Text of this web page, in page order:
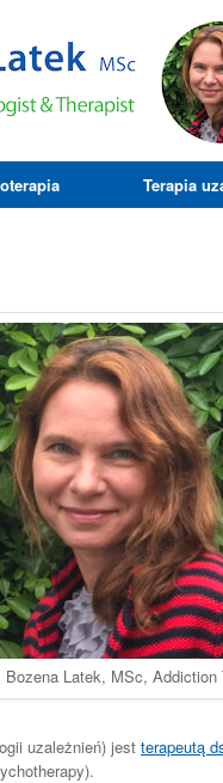
Terapia
Bozena Latek, MSc,
uzależnień) jest terapeutą